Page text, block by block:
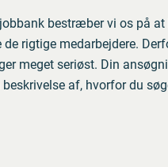
bestræber vi os på at
rigtige medarbejdere.
meget seriøst. Din
af, hvorfor du